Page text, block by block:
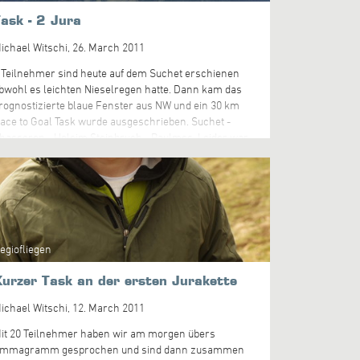
- 2 Jura
Witschi, 26. March 2011
Teilnehmer sind heute auf dem Suchet erschienen
es leichten Nieselregen hatte. Dann kam das
blaue Fenster aus NW und ein 30 km
to Goal Task wurde ausgeschrieben. Suchet -
- Holcim Steinbruch - Baulmes. Leider war
und so kam es, dass nur der Race
den Task fertig flog. Trotzdem haben alle viel
labile Schichtung, Wind, Lee und Umströmung
Task an der ersten Jurakette
Witschi, 12. March 2011
20 Teilnehmer haben wir am morgen übers
gesprochen und sind dann zusammen